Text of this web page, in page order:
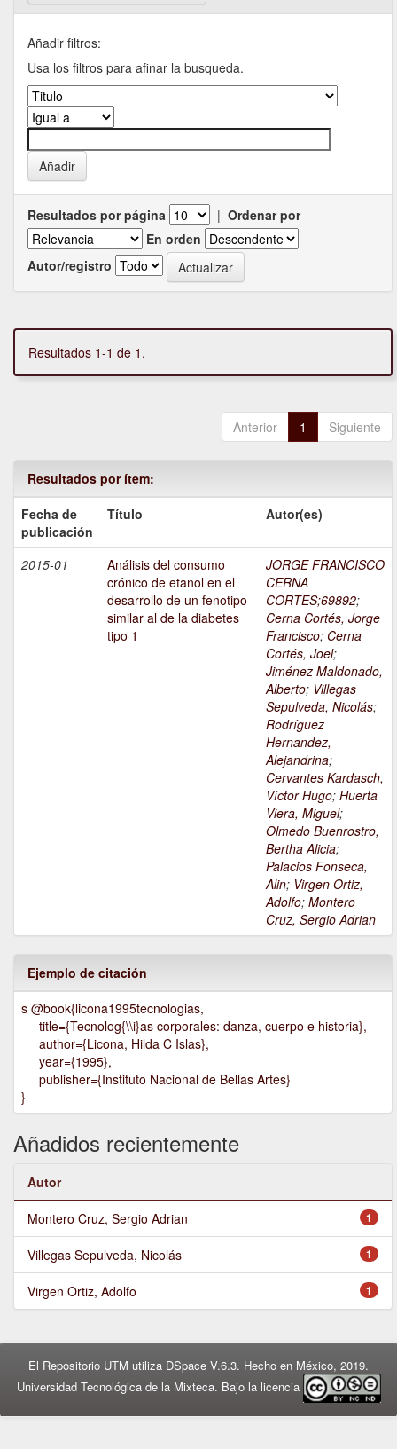
Añadir filtros:
Usa los filtros para afinar la busqueda.
Resultados por página | Ordenar por
En orden
Autor/registro
Resultados 1-1 de 1.
Anterior 1 Siguiente
Resultados por ítem:
Fecha de
publicación
Título Autor(es)
2015-01
Análisis del consumo
crónico de etanol en el
desarrollo de un fenotipo
similar al de la diabetes
tipo 1
JORGE FRANCISCO
CERNA
CORTES;69892;
Cerna Cortés, Jorge
Francisco; Cerna
Cortés, Joel;
Jiménez Maldonado,
Alberto; Villegas
Sepulveda, Nicolás;
Rodríguez
Hernandez,
Alejandrina;
Cervantes Kardasch,
Víctor Hugo; Huerta
Viera, Miguel;
Olmedo Buenrostro,
Bertha Alicia;
Palacios Fonseca,
Alin; Virgen Ortiz,
Adolfo; Montero
Cruz, Sergio Adrian
Ejemplo de citación
s @book{licona1995tecnologias,
title={Tecnolog{\\i}as corporales: danza, cuerpo e historia},
author={Licona, Hilda C Islas},
year={1995},
publisher={Instituto Nacional de Bellas Artes}
}
Añadidos recientemente
Autor
1
Montero Cruz, Sergio Adrian
1
Villegas Sepulveda, Nicolás
1
Virgen Ortiz, Adolfo
El Repositorio UTM utiliza DSpace V.6.3. Hecho en México, 2019.
Universidad Tecnológica de la Mixteca. Bajo la licencia